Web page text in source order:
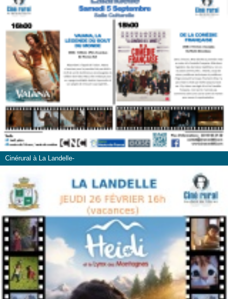
Cinérural à La Landelle-